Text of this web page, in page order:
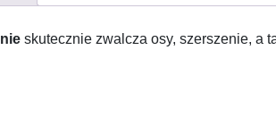
skutecznie zwalcza osy, szerszenie, a